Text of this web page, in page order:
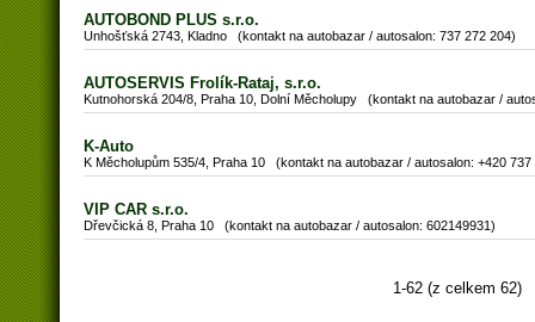
AUTOBOND PLUS s.r.o.
Unhošťská 2743, Kladno (kontakt na autobazar / autosalon: 737 272 204)
AUTOSERVIS Frolík-Rataj, s.r.o.
Kutnohorská 204/8, Praha 10, Dolní Měcholupy (kontakt na autobazar /
K-Auto
K Měcholupům 535/4, Praha 10 (kontakt na autobazar / autosalon: +420 737
VIP CAR s.r.o.
Dřevčická 8, Praha 10 (kontakt na autobazar / autosalon: 602149931)
1-62 (z celkem 62)